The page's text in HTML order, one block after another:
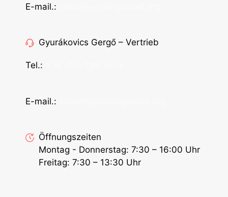
E-mail.:
Gyurákovics Gergő – Vertrieb
Tel.:
E-mail.:
Öffnungszeiten
Montag - Donnerstag: 7:30 – 16:00 Uhr
Freitag: 7:30 – 13:30 Uhr